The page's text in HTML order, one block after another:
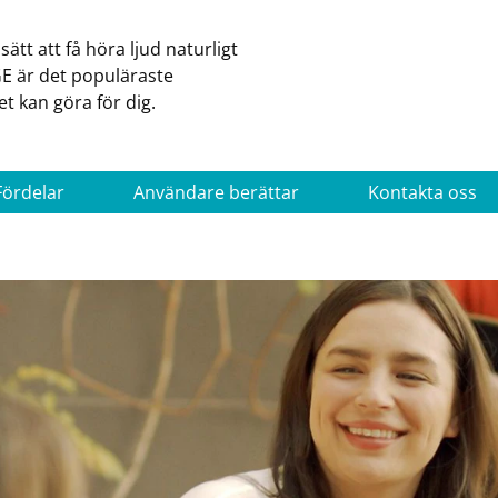
att få höra ljud naturligt
är det populäraste
kan göra för dig.
Användare berättar Kontakta oss